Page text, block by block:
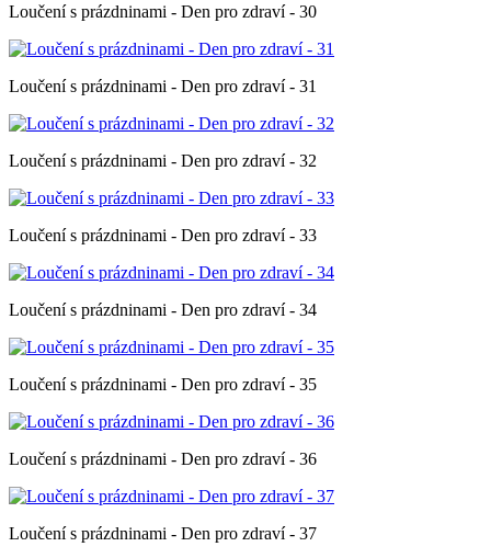
Loučení s prázdninami - Den pro zdraví - 30
Loučení s prázdninami - Den pro zdraví - 31
Loučení s prázdninami - Den pro zdraví - 32
Loučení s prázdninami - Den pro zdraví - 33
Loučení s prázdninami - Den pro zdraví - 34
Loučení s prázdninami - Den pro zdraví - 35
Loučení s prázdninami - Den pro zdraví - 36
Loučení s prázdninami - Den pro zdraví - 37